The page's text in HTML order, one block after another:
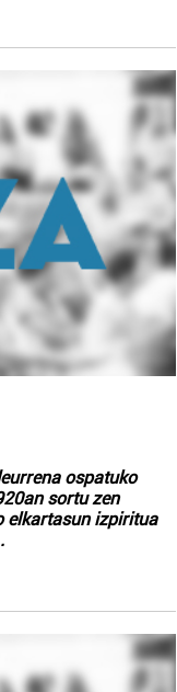
ospatuko
sortu zen
elkartasun izpiritua